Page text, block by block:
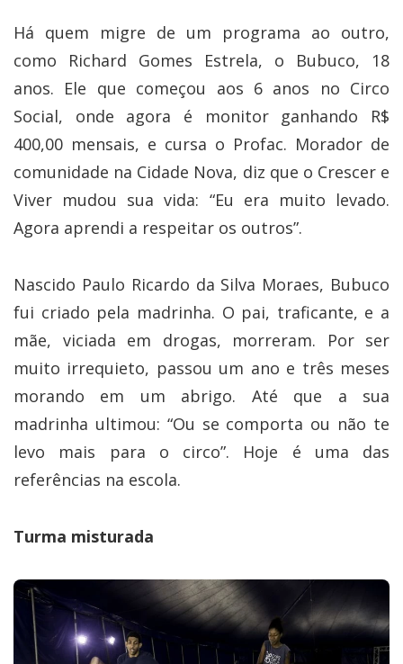
Há quem migre de um programa ao outro,
como Richard Gomes Estrela, o Bubuco, 18
anos. Ele que começou aos 6 anos no Circo
Social, onde agora é monitor ganhando R$
400,00 mensais, e cursa o Profac. Morador de
comunidade na Cidade Nova, diz que o Crescer e
Viver mudou sua vida: “Eu era muito levado.
Agora aprendi a respeitar os outros”.
Nascido Paulo Ricardo da Silva Moraes, Bubuco
fui criado pela madrinha. O pai, traficante, e a
mãe, viciada em drogas, morreram. Por ser
muito irrequieto, passou um ano e três meses
morando em um abrigo. Até que a sua
madrinha ultimou: “Ou se comporta ou não te
levo mais para o circo”. Hoje é uma das
referências na escola.
Turma misturada